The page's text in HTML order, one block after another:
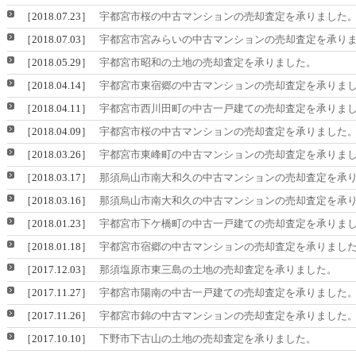
［2018.07.23］
宇都宮市桜の中古マンションの売却査定を承りました。
［2018.07.03］
宇都宮市宮みらいの中古マンションの売却査定を承りま
［2018.05.29］
宇都宮市昭和の土地の売却査定を承りました。
［2018.04.14］
宇都宮市東宿郷の中古マンションの売却査定を承りまし
［2018.04.11］
宇都宮市西川田町の中古一戸建ての売却査定を承りまし
［2018.04.09］
宇都宮市桜の中古マンションの売却査定を承りました。
［2018.03.26］
宇都宮市東峰町の中古マンションの売却査定を承りまし
［2018.03.17］
那須烏山市南大和久の中古マンションの売却査定を承り
［2018.03.16］
那須烏山市南大和久の中古マンションの売却査定を承り
［2018.01.23］
宇都宮市下ケ橋町の中古一戸建ての売却査定を承りまし
［2018.01.18］
宇都宮市宿郷の中古マンションの売却査定を承りました
［2017.12.03］
那須塩原市東三島の土地の売却査定を承りました。
［2017.11.27］
宇都宮市陽南の中古一戸建ての売却査定を承りました。
［2017.11.26］
宇都宮市錦の中古マンションの売却査定を承りました。
［2017.10.10］
下野市下古山の土地の売却査定を承りました。